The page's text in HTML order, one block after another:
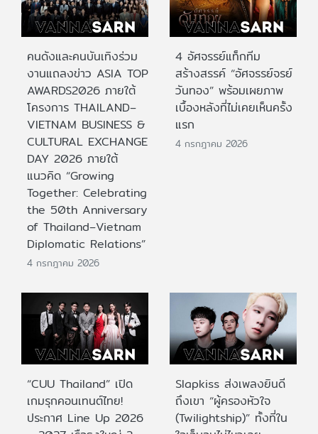
คนดังและคนบันเทิงร่วม
งานแถลงข่าว ASIA TOP
AWARDS2026 ภายใต้
โครงการ THAILAND–
VIETNAM BUSINESS &
CULTURAL EXCHANGE
DAY 2026 ภายใต้
แนวคิด “Growing
Together: Celebrating
the 50th Anniversary
of Thailand–Vietnam
Diplomatic Relations”
4 กรกฎาคม 2026
4 อัศจรรย์แท็กทีม
สร้างสรรค์ “อัศจรรย์จรย์
วันทอง” พร้อมเผยภาพ
เบื้องหลังที่ไม่เคยเห็นครั้ง
แรก
4 กรกฎาคม 2026
“CUU Thailand” เปิด
เกมรุกคอนเทนต์ไทย!
ประกาศ Line Up 2026
Slapkiss ส่งเพลงยินดี
ถึงเขา “ผู้ครองหัวใจ
(Twilightship)” ทั้งที่ใน